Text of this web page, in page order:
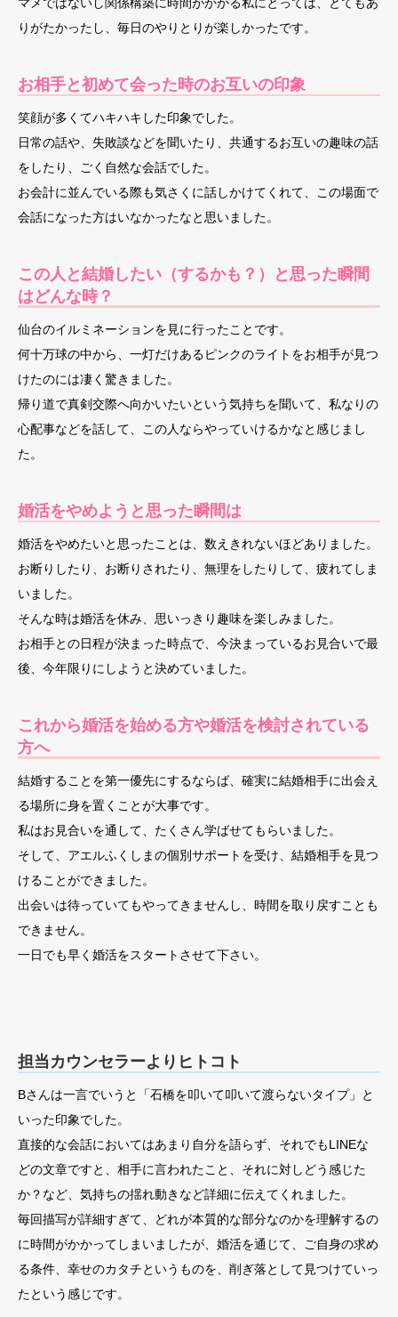
りがたかったし、毎日のやりとりが楽しかったです。
お相手と初めて会った時のお互いの印象
笑顔が多くてハキハキした印象でした。
日常の話や、失敗談などを聞いたり、共通するお互いの趣味の話
をしたり、ごく自然な会話でした。
お会計に並んでいる際も気さくに話しかけてくれて、この場面で
会話になった方はいなかったなと思いました。
この人と結婚したい（するかも？）と思った瞬間
はどんな時？
仙台のイルミネーションを見に行ったことです。
何十万球の中から、一灯だけあるピンクのライトをお相手が見つ
けたのには凄く驚きました。
帰り道で真剣交際へ向かいたいという気持ちを聞いて、私なりの
心配事などを話して、この人ならやっていけるかなと感じまし
た。
婚活をやめようと思った瞬間は
婚活をやめたいと思ったことは、数えきれないほどありました。
お断りしたり、お断りされたり、無理をしたりして、疲れてしま
いました。
そんな時は婚活を休み、思いっきり趣味を楽しみました。
お相手との日程が決まった時点で、今決まっているお見合いで最
後、今年限りにしようと決めていました。
これから婚活を始める方や婚活を検討されている
方へ
結婚することを第一優先にするならば、確実に結婚相手に出会え
る場所に身を置くことが大事です。
私はお見合いを通して、たくさん学ばせてもらいました。
そして、アエルふくしまの個別サポートを受け、結婚相手を見つ
けることができました。
出会いは待っていてもやってきませんし、時間を取り戻すことも
できません。
一日でも早く婚活をスタートさせて下さい。
担当カウンセラーよりヒトコト
Bさんは一言でいうと「石橋を叩いて叩いて渡らないタイプ」と
いった印象でした。
直接的な会話においてはあまり自分を語らず、それでもLINEな
どの文章ですと、相手に言われたこと、それに対しどう感じた
か？など、気持ちの揺れ動きなど詳細に伝えてくれました。
毎回描写が詳細すぎて、どれが本質的な部分なのかを理解するの
に時間がかかってしまいましたが、婚活を通じて、ご自身の求め
る条件、幸せのカタチというものを、削ぎ落として見つけていっ
たという感じです。